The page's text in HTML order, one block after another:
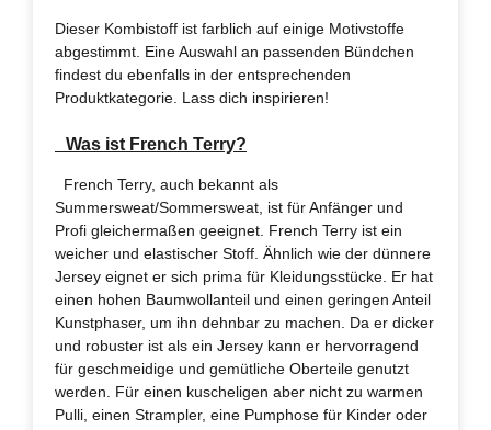
Dieser Kombistoff ist farblich auf einige Motivstoffe
abgestimmt. Eine Auswahl an passenden Bündchen
findest du ebenfalls in der entsprechenden
Produktkategorie. Lass dich inspirieren!
Was ist French Terry?
French Terry, auch bekannt als
Summersweat/Sommersweat, ist für Anfänger und
Profi gleichermaßen geeignet. French Terry ist ein
weicher und elastischer Stoff. Ähnlich wie der dünnere
Jersey eignet er sich prima für Kleidungsstücke. Er hat
einen hohen Baumwollanteil und einen geringen Anteil
Kunstphaser, um ihn dehnbar zu machen. Da er dicker
und robuster ist als ein Jersey kann er hervorragend
für geschmeidige und gemütliche Oberteile genutzt
werden. Für einen kuscheligen aber nicht zu warmen
Pulli, einen Strampler, eine Pumphose für Kinder oder